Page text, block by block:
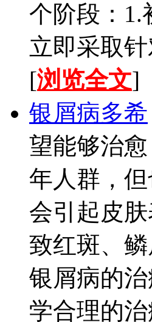
个阶段：1.
立即采取
[浏览全文]
银屑病多希
望能够治
年人群，
会引起皮
致红斑、
银屑病的
学合理的